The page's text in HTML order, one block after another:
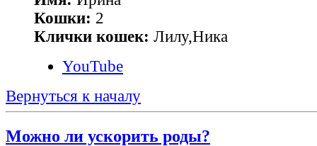
Кошки: 2
Клички кошек: Лилу,Ника
YouTube
Вернуться к началу
Можно ли ускорить роды?